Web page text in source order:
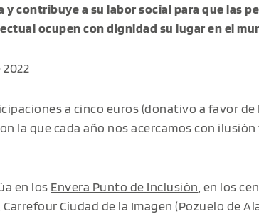
y contribuye a su labor social para que las
ocupen con dignidad su lugar en el
a cinco euros (donativo a favor de
la que cada año nos acercamos con
en los Envera Punto de Inclusión , en los
Ciudad de la Imagen (Pozuelo de